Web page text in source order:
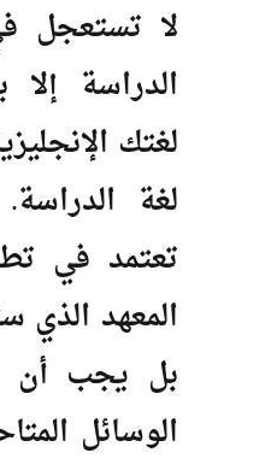
لا
الدراسة
لغتك
لغة
تعتمد في
المعهد الذي
بل يجب أن
الوسائل